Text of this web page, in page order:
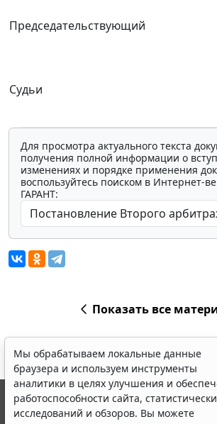
Председательствующий
Судьи
Для просмотра актуального текста
получения полной информации о
изменениях и порядке применения
воспользуйтесь поиском в Интернет-
ГАРАНТ:
Показать все
Мы обрабатываем локальные данные
браузера и используем инструменты
аналитики в целях улучшения и
работоспособности сайта,
исследований и обзоров. Вы можете
© ООО "НПП "ГАРАНТ-СЕРВИС", 2026.